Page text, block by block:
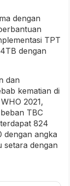
dengan
TPT
dengan
dan
kematian di
2021,
TBC
824
dengan angka
setara dengan